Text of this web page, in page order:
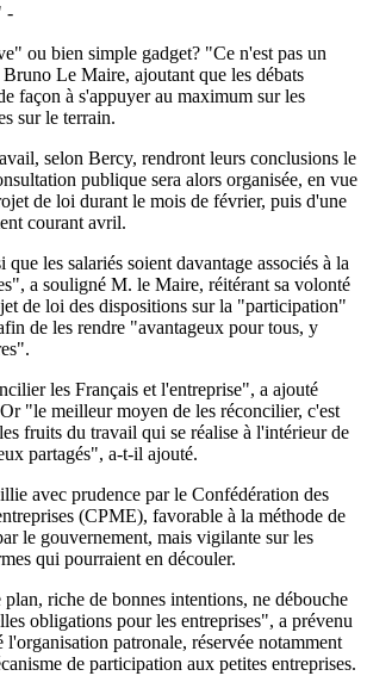
-
ou bien simple gadget? "Ce n'est pas un
Le Maire, ajoutant que les débats
façon à s'appuyer au maximum sur les
sur le terrain.
selon Bercy, rendront leurs conclusions le
publique sera alors organisée, en vue
de loi durant le mois de février, puis d'une
courant avril.
les salariés soient davantage associés à la
a souligné M. le Maire, réitérant sa volonté
de loi des dispositions sur la "participation"
de les rendre "avantageux pour tous, y
les Français et l'entreprise", a ajouté
"le meilleur moyen de les réconcilier, c'est
fruits du travail qui se réalise à l'intérieur de
partagés", a-t-il ajouté.
avec prudence par le Confédération des
(CPME), favorable à la méthode de
le gouvernement, mais vigilante sur les
qui pourraient en découler.
riche de bonnes intentions, ne débouche
obligations pour les entreprises", a prévenu
l'organisation patronale, réservée notamment
de participation aux petites entreprises.